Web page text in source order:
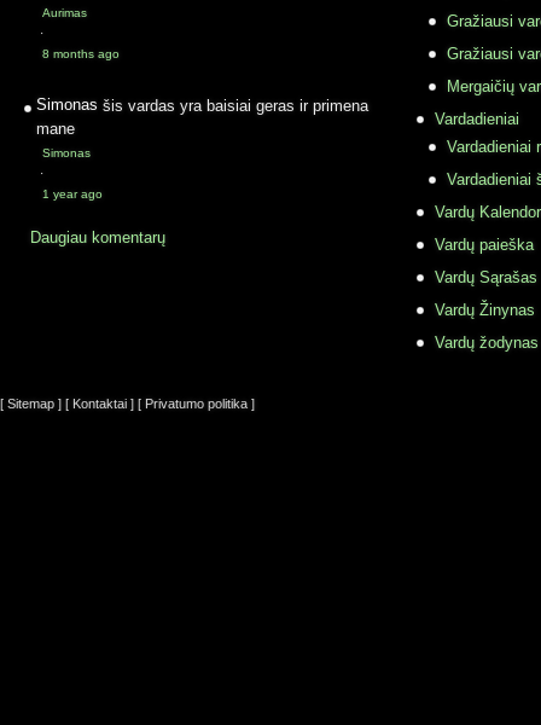
Aurimas
·
8 months ago
Simonas šis vardas yra baisiai geras ir primena
mane
Simonas
·
1 year ago
Daugiau komentarų
Gražiausi
Gražiausi
Mergaičių
Vardadieniai
Vardadieniai
Vardadieniai
Vardų
Vardų paieška
Vardų Sąrašas
Vardų Žinynas
Vardų
[ Sitemap ] [ Kontaktai ] [ Privatumo politika ]